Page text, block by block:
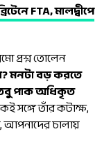
FTA, মালদ্বীপে
প্রশ্ন তোলেন
মনটা বড় করতে
তবু পাক অধিকৃত
সঙ্গে তাঁর কটাক্ষ,
আপনাদের চালায়